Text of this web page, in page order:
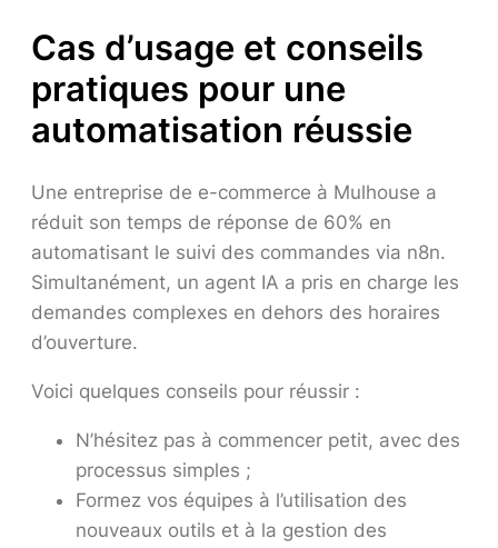
Cas d’usage et conseils
pratiques pour une
automatisation réussie
Une entreprise de e-commerce à Mulhouse a
réduit son temps de réponse de 60% en
automatisant le suivi des commandes via n8n.
Simultanément, un agent IA a pris en charge les
demandes complexes en dehors des horaires
d’ouverture.
Voici quelques conseils pour réussir :
N’hésitez pas à commencer petit, avec des
processus simples ;
Formez vos équipes à l’utilisation des
nouveaux outils et à la gestion des